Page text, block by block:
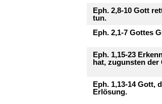
Eph. 2,8-10 Gott
tun.
Eph. 2,1-7 Gottes
Eph. 1,15-23
hat, zugunsten der
Eph. 1,13-14 Gott,
Erlösung.